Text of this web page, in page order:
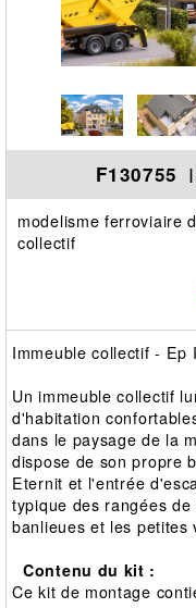
F130755
modelisme ferroviaire
collectif
Immeuble collectif - Ep
Un immeuble collectif
d'habitation
dans le paysage de la
dispose de son propre
Eternit et l'entrée
typique des rangées
banlieues et les petites
Contenu du kit :
Ce kit de montage